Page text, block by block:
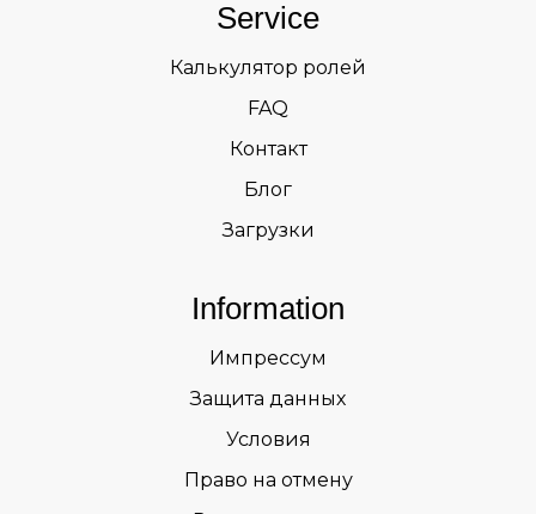
Service
Калькулятор ролей
FAQ
Контакт
Блог
Загрузки
Information
Импрессум
Защита данных
Условия
Право на отмену